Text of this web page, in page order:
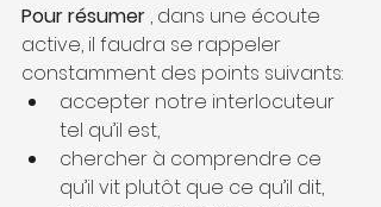
Pour résumer , dans une écoute
active, il faudra se rappeler
constamment des points suivants:
accepter notre interlocuteur
tel qu’il est,
chercher à comprendre ce
qu’il vit plutôt que ce qu’il dit,